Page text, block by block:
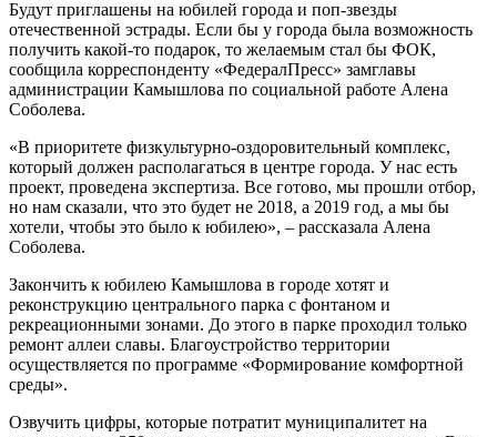
Будут приглашены на юбилей города и поп-звезды
отечественной эстрады. Если бы у города была возможность
получить какой-то подарок, то желаемым стал бы ФОК,
сообщила корреспонденту «ФедералПресс» замглавы
администрации Камышлова по социальной работе Алена
Соболева.
«В приоритете физкультурно-оздоровительный комплекс,
который должен располагаться в центре города. У нас есть
проект, проведена экспертиза. Все готово, мы прошли отбор,
но нам сказали, что это будет не 2018, а 2019 год, а мы бы
хотели, чтобы это было к юбилею», – рассказала Алена
Соболева.
Закончить к юбилею Камышлова в городе хотят и
реконструкцию центрального парка с фонтаном и
рекреационными зонами. До этого в парке проходил только
ремонт аллеи славы. Благоустройство территории
осуществляется по программе «Формирование комфортной
среды».
Озвучить цифры, которые потратит муниципалитет на